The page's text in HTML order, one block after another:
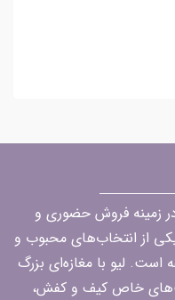
۶ سال سابقه در زمینه فروش حضوری و
از انتخاب‌های محبوب و
است. لیو با مغازه‌ای بزرگ
ست‌های خاص کیف و کفش،